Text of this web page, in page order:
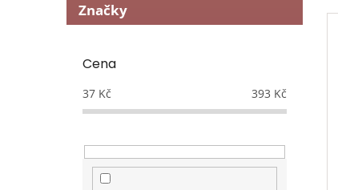
Značky
Cena
37 Kč 393 Kč